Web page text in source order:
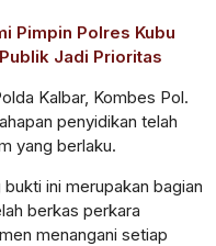
Pimpin Polres Kubu
Jadi Prioritas
Kalbar, Kombes Pol.
penyidikan telah
yang berlaku.
ini merupakan bagian
berkas perkara
menangani setiap